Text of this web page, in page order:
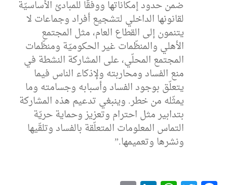
ضمن حدود إمكاناتها ووفقًا للمبادئ الأساسيّة
لقانونها الداخلي لتشجيع أفراد وجماعات لا
يتنمون إلى القطاع العام، مثل المجتمع
الأهلي والمنظّمات غير الحكوميّة ومنظّمات
المجتمع المحلّي، على المشاركة النشطة في
منع الفساد ومحاربته ولإذكاء الناس فيما
يتعلّق بوجود الفساد وأسبابه وجسامته وما
يمثّله من خطر. وينبغي تدعيم هذه المشاركة
بتدابير مثل احترام وتعزيز وحماية حريّة
التماس المعلومات المتعلّقة بالفساد وتلقّيها
ونشرها وتعميمها.”